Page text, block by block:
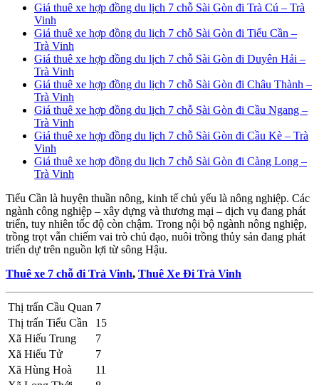
Giá thuê xe hợp đồng du lịch 7 chỗ Sài Gòn đi Trà Cú – Trà
Vinh
Giá thuê xe hợp đồng du lịch 7 chỗ Sài Gòn đi Tiểu Cần –
Trà Vinh
Giá thuê xe hợp đồng du lịch 7 chỗ Sài Gòn đi Duyên Hải –
Trà Vinh
Giá thuê xe hợp đồng du lịch 7 chỗ Sài Gòn đi Châu Thành –
Trà Vinh
Giá thuê xe hợp đồng du lịch 7 chỗ Sài Gòn đi Cầu Ngang –
Trà Vinh
Giá thuê xe hợp đồng du lịch 7 chỗ Sài Gòn đi Cầu Kè – Trà
Vinh
Giá thuê xe hợp đồng du lịch 7 chỗ Sài Gòn đi Càng Long –
Trà Vinh
Tiểu Cần là huyện thuần nông, kinh tế chủ yếu là nông nghiệp. Các
ngành công nghiệp – xây dựng và thương mại – dịch vụ đang phát
triển, tuy nhiên tốc độ còn chậm. Trong nội bộ ngành nông nghiệp,
trồng trọt vẫn chiếm vai trò chủ đạo, nuôi trồng thủy sản đang phát
triển dự trên nguồn lợi từ sông Hậu.
Thuê xe 7 chỗ đi Trà Vinh, Thuê Xe Đi Trà Vinh
Thị trấn Cầu Quan 7
Thị trấn Tiểu Cần
15
Xã Hiếu Trung
7
Xã Hiếu Tử
7
Xã Hùng Hoà
11